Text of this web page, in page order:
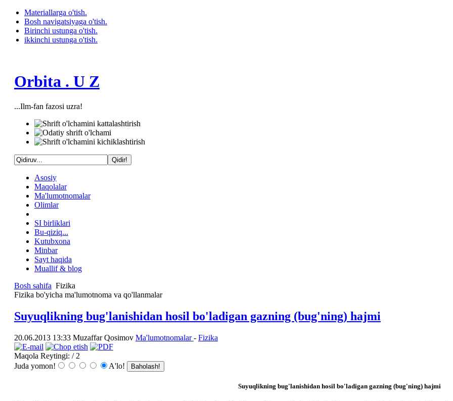
Materiallarga o'tish.
Bosh navigatsiyaga o'tish.
Birinchi ustunga o'tish.
ikkinchi ustunga o'tish.
Orbita . U Z
...Ilm-fan fazosi uzra!
Asosiy
Maqolalar
Ma'lumotnomalar
Olimlar
SI birliklari
Bu-qiziq...
Kutubxona
Minbar
Sayt haqida
Muallif & blog
Bosh sahifa Fizika
Fizika bo'yicha ma'lumotnoma va qo'llanmalar
Suyuqlikning bug'lanishidan hosil bo'ladigan gazning (bug'ning) hajmi
20.06.2013 13:33 Muzaffar Qosimov Ma'lumotnomalar- Fizika
Maqola Reytingi: / 2
Juda yomon!
A'lo!
Suyuqlikning bug'lanishidan hosil bo'ladigan gazning (bug'ning) hajmi